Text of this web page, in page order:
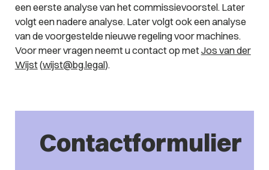
een eerste analyse van het commissievoorstel. Later
volgt een nadere analyse. Later volgt ook een analyse
van de voorgestelde nieuwe regeling voor machines.
Voor meer vragen neemt u contact op metJos van der
Wijst(wijst@bg.legal).
Contactformulier